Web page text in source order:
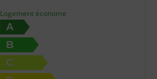
Logement économe
A
B
C